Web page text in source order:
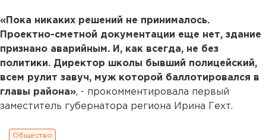
«Пока никаких решений не принималось.
Проектно-сметной документации еще нет, здание
признано аварийным. И, как всегда, не без
политики. Директор школы бывший полицейский,
всем рулит завуч, муж которой баллотировался в
главы района», - прокомментировала первый
заместитель губернатора региона Ирина Гехт.
Общество